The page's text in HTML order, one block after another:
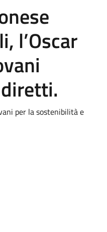
l’Oscar
per la sostenibilità e